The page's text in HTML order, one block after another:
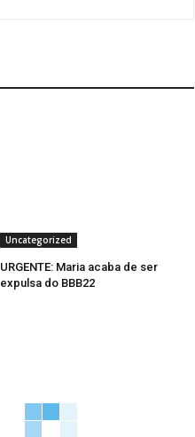
Uncategorized
URGENTE: Maria acaba de ser
expulsa do BBB22